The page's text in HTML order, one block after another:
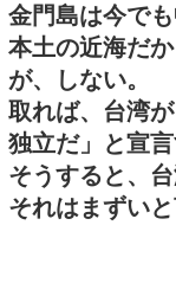
金門島は今で
本土の近海だ
が、しない。
取れば、台湾
独立だ」と宣言
そうすると、
それはまずい